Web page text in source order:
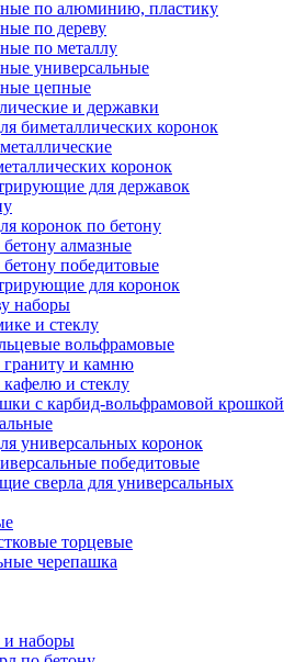
по алюминию, пластику
по дереву
по металлу
универсальные
цепные
и державки
биметаллических коронок
коронок
для державок
коронок по бетону
алмазные
победитовые
для коронок
наборы
и стеклу
вольфрамовые
и камню
и стеклу
с карбид-вольфрамовой крошкой
универсальных коронок
победитовые
сверла для универсальных
торцевые
черепашка
и наборы